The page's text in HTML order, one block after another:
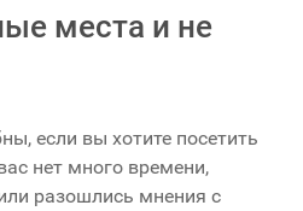
места и не
если вы хотите посетить
нет много времени,
разошлись мнения с